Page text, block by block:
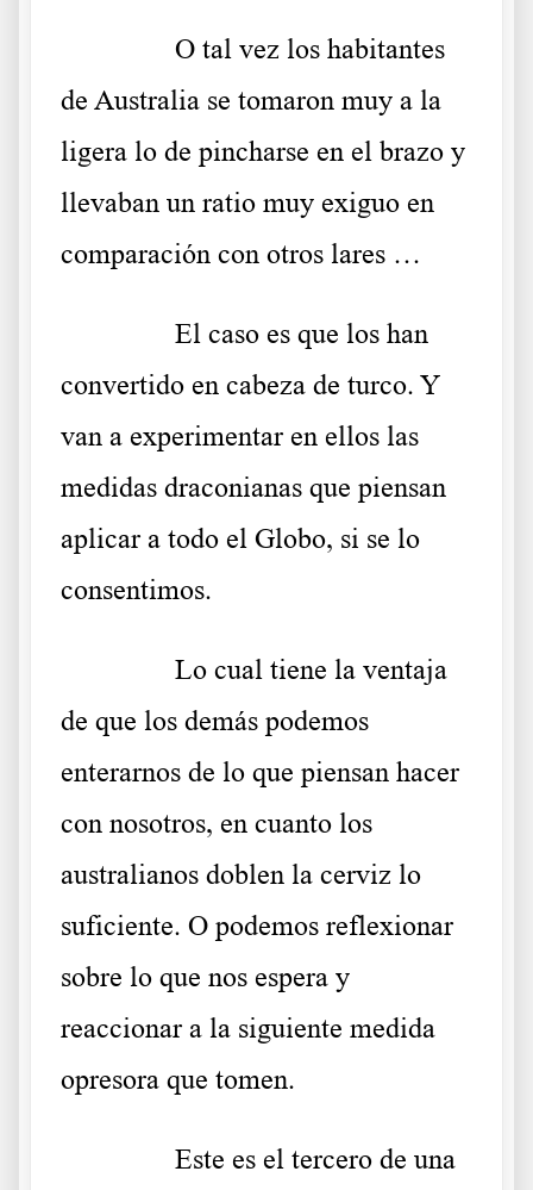
O tal vez los habitantes
de Australia se tomaron muy a la
ligera lo de pincharse en el brazo y
llevaban un ratio muy exiguo en
comparación con otros lares …
El caso es que los han
convertido en cabeza de turco. Y
van a experimentar en ellos las
medidas draconianas que piensan
aplicar a todo el Globo, si se lo
consentimos.
Lo cual tiene la ventaja
de que los demás podemos
enterarnos de lo que piensan hacer
con nosotros, en cuanto los
australianos doblen la cerviz lo
suficiente. O podemos reflexionar
sobre lo que nos espera y
reaccionar a la siguiente medida
opresora que tomen.
Este es el tercero de una